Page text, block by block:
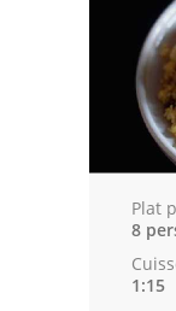
Epices
Plat
8
1:15